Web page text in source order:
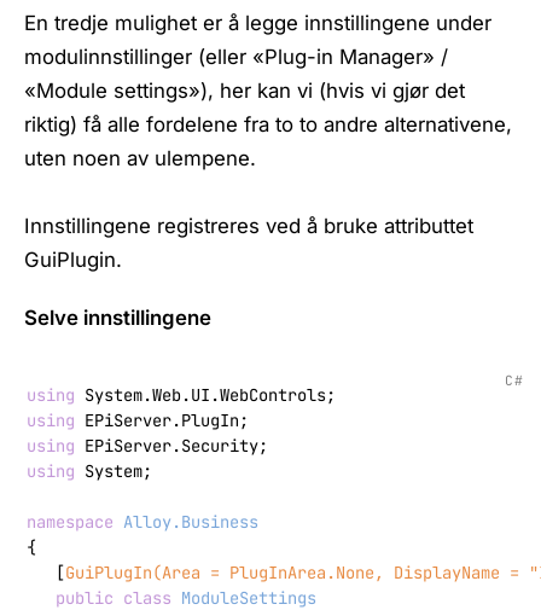
En tredje mulighet er å legge innstillingene under
modulinnstillinger (eller «Plug-in Manager» /
«Module settings»), her kan vi (hvis vi gjør det
riktig) få alle fordelene fra to to andre alternativene,
uten noen av ulempene.
Innstillingene registreres ved å bruke attributtet
GuiPlugin.
Selve innstillingene
using
using
using
using System;
namespace Alloy.Business
{
   [
GuiPlugIn(Area = PlugInArea.None, DisplayName =
public class ModuleSettings
C#